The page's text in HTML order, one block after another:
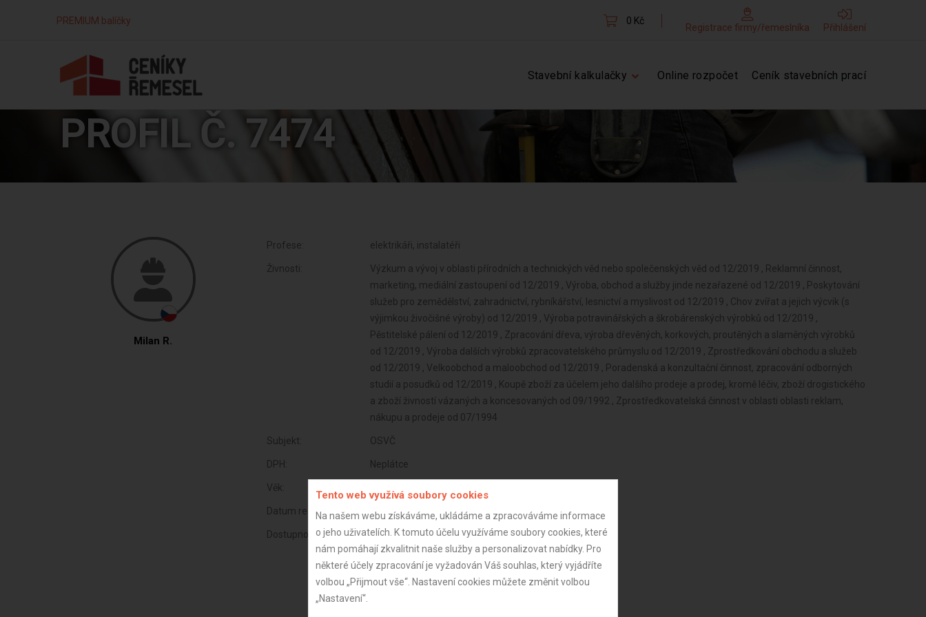
PREMIUM balíčky 0 Kč
Registrace firmy/řemeslníka Přihlášení
Stavební kalkulačky Online rozpočet Ceník stavebních prací
PROFIL Č. 7474
Milan R.
Profese: elektrikáři, instalatéři
Živnosti:
Výzkum a vývoj v oblasti přírodních a technických věd nebo společenských věd od 12/2019 , Reklamní činnost,
marketing, mediální zastoupení od 12/2019 , Výroba, obchod a služby jinde nezařazené od 12/2019 , Poskytování
služeb pro zemědělství, zahradnictví, rybníkářství, lesnictví a myslivost od 12/2019 , Chov zvířat a jejich výcvik (s
výjimkou živočišné výroby) od 12/2019 , Výroba potravinářských a škrobárenských výrobků od 12/2019 ,
Pěstitelské pálení od 12/2019 , Zpracování dřeva, výroba dřevěných, korkových, proutěných a slaměných výrobků
od 12/2019 , Výroba dalších výrobků zpracovatelského průmyslu od 12/2019 , Zprostředkování obchodu a služeb
od 12/2019 , Velkoobchod a maloobchod od 12/2019 , Poradenská a konzultační činnost, zpracování odborných
studií a posudků od 12/2019 , Koupě zboží za účelem jeho dalšího prodeje a prodej, kromě léčiv, zboží drogistického
a zboží živností vázaných a koncesovaných od 09/1992 , Zprostředkovatelská činnost v oblasti oblasti reklam,
nákupu a prodeje od 07/1994
Subjekt: OSVČ
DPH: Neplátce
Věk:
Datum registrace: 21.11.2024
Dostupnost:
Tento web využívá soubory cookies
Na našem webu získáváme, ukládáme a zpracováváme informace
o jeho uživatelích. K tomuto účelu využíváme soubory cookies, které
nám pomáhají zkvalitnit naše služby a personalizovat nabídky. Pro
některé účely zpracování je vyžadován Váš souhlas, který vyjádříte
volbou „Přijmout vše“. Nastavení cookies můžete změnit volbou
„Nastavení“.